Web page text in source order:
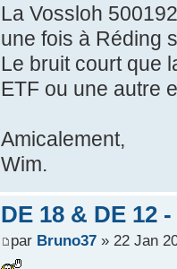
La Vossloh
une fois à Réding
Le bruit court que
ETF ou une autre
Amicalement,
Wim.
DE 18 & DE 12
par Bruno37» 22 Jan